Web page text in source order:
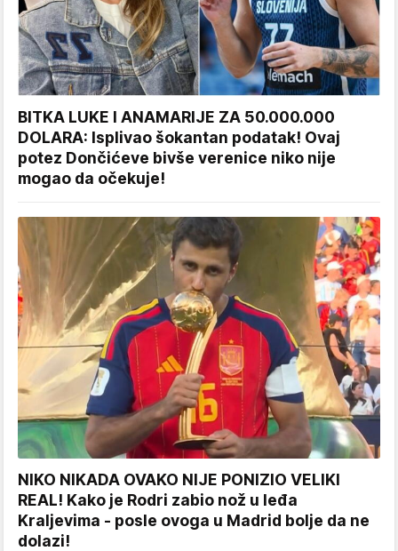
BITKA LUKE I ANAMARIJE ZA 50.000.000
DOLARA: Isplivao šokantan podatak! Ovaj
potez Dončićeve bivše verenice niko nije
mogao da očekuje!
NIKO NIKADA OVAKO NIJE PONIZIO VELIKI
REAL! Kako je Rodri zabio nož u leđa
Kraljevima - posle ovoga u Madrid bolje da ne
dolazi!